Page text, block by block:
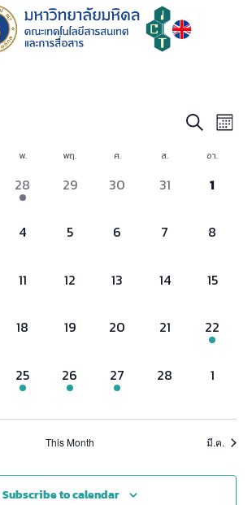
Events
Search
and
Navigation
SearchMonth
พ. พฤ. ศ. ส. อา.
1
event,
28
0
29
0
30
0
31
0
1
0
4
0
5
0
6
0
7
0
8
0
11
0
12
0
13
0
14
0
15
0
18
0
19
0
20
0
21
1
event,
22
1
event,
25
1
event,
26
1
event,
27
0
28
01
This Month มี.ค.
Subscribe to calendar